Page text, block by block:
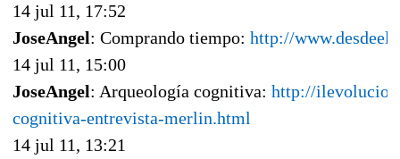
14 jul 11, 17:52
JoseAngel: Comprando tiempo: http://
14 jul 11, 15:00
JoseAngel: Arqueología cognitiva: http://
cognitiva-entrevista-merlin.html
14 jul 11, 13:21